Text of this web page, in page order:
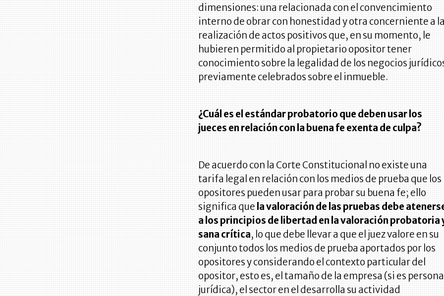
dimensiones: una relacionada con el convencimiento
interno de obrar con honestidad y otra concerniente a
realización de actos positivos que, en su momento, le
hubieren permitido al propietario opositor tener
conocimiento sobre la legalidad de los negocios
previamente celebrados sobre el inmueble.
¿Cuál es el estándar probatorio que deben usar los
jueces en relación con la buena fe exenta de culpa?
De acuerdo con la Corte Constitucional no existe una
tarifa legal en relación con los medios de prueba que los
opositores pueden usar para probar su buena fe; ello
significa que la valoración de las pruebas debe
a los principios de libertad en la valoración probatoria
sana crítica, lo que debe llevar a que el juez valore en su
conjunto todos los medios de prueba aportados por los
opositores y considerando el contexto particular del
opositor, esto es, el tamaño de la empresa (si es persona
jurídica), el sector en el desarrolla su actividad